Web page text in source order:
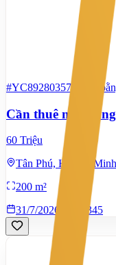
#YC89280357 Mặt
Cần thuê mặt
60 Triệu
Tân Phú, Hồ Chí Minh
200 m²
31/7/2026
345